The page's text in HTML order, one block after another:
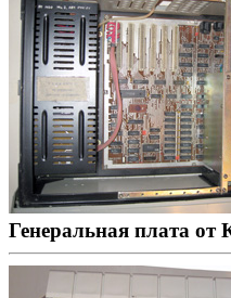
Генеральная плата от